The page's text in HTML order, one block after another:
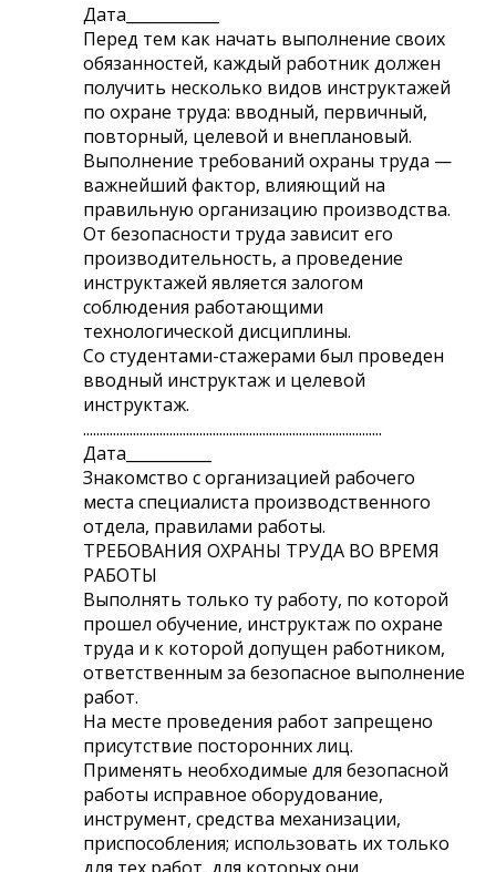
Дата____________
Перед тем как начать выполнение своих
обязанностей, каждый работник должен
получить несколько видов инструктажей
по охране труда: вводный, первичный,
повторный, целевой и внеплановый.
Выполнение требований охраны труда —
важнейший фактор, влияющий на
правильную организацию производства.
От безопасности труда зависит его
производительность, а проведение
инструктажей является залогом
соблюдения работающими
технологической дисциплины.
Со студентами-стажерами был проведен
вводный инструктаж и целевой
инструктаж.
..........................................................................................
Дата___________
Знакомство с организацией рабочего
места специалиста производственного
отдела, правилами работы.
ТРЕБОВАНИЯ ОХРАНЫ ТРУДА ВО ВРЕМЯ
РАБОТЫ
Выполнять только ту работу, по которой
прошел обучение, инструктаж по охране
труда и к которой допущен работником,
ответственным за безопасное выполнение
работ.
На месте проведения работ запрещено
присутствие посторонних лиц.
Применять необходимые для безопасной
работы исправное оборудование,
инструмент, средства механизации,
приспособления; использовать их только